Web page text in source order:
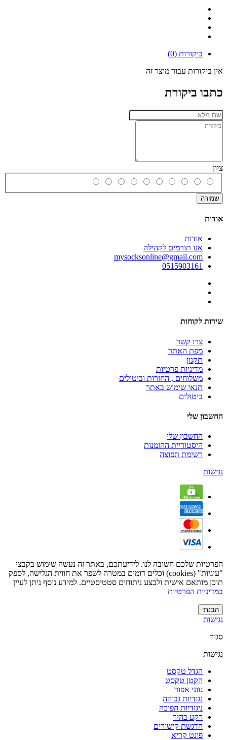
ביקורות (0)
אין ביקורות עבור מוצר זה
כתבו ביקורת
ציון
שמירה
אודות
אודות
אנו תורמים לקהילה
mysocksonline@gmail.com
0515903161
שירות לקוחות
צרו קשר
מפת האתר
תקנון
מדיניות פרטיות
משלוחים , החזרות וביטולים
תנאי שימוש באתר
ביטולים
החשבון שלי
החשבון שלי
היסטוריית ההזמנות
רשימת תפוצה
נגישות
הפרטיות שלכם חשובה לנו. לידיעתכם, באתר זה נעשה שימוש בקבצי
"עוגיות" (cookies) וכלים דומים במטרה לשפר את חווית הגלישה, לספק
תוכן מותאם אישית ולבצע ניתוחים סטטיסטיים. למידע נוסף ניתן לעיין
במדיניות הפרטיות
הבנתי
נגישות
סגור
נגישות
הגדל טקסט
הקטן טקסט
גווני אפור
נגודיות גבוהה
ניגודיות הפוכה
רקע בהיר
הדגשת קישורים
פונט קריא